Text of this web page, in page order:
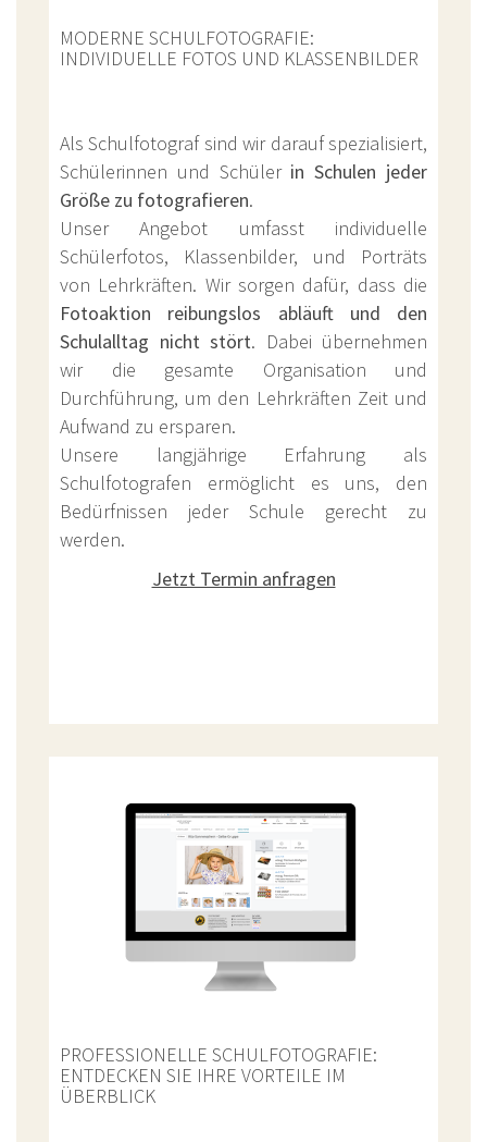
MODERNE SCHULFOTOGRAFIE:
INDIVIDUELLE FOTOS UND KLASSENBILDER
Als Schulfotograf sind wir darauf spezialisiert,
Schülerinnen und Schüler in Schulen jeder
Größe zu fotografieren.
Unser Angebot umfasst individuelle
Schülerfotos, Klassenbilder, und Porträts
von Lehrkräften. Wir sorgen dafür, dass die
Fotoaktion reibungslos abläuft und den
Schulalltag nicht stört. Dabei übernehmen
wir die gesamte Organisation und
Durchführung, um den Lehrkräften Zeit und
Aufwand zu ersparen.
Unsere langjährige Erfahrung als
Schulfotografen ermöglicht es uns, den
Bedürfnissen jeder Schule gerecht zu
werden.
Jetzt Termin anfragen
PROFESSIONELLE SCHULFOTOGRAFIE:
ENTDECKEN SIE IHRE VORTEILE IM
ÜBERBLICK